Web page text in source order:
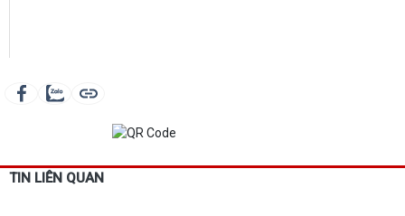
TIN LIÊN QUAN